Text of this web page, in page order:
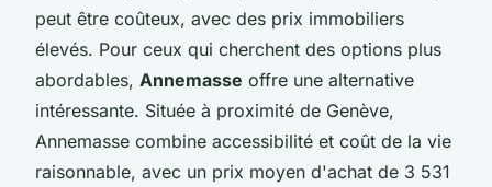
peut être coûteux, avec des prix immobiliers
élevés. Pour ceux qui cherchent des options plus
abordables, Annemasse offre une alternative
intéressante. Située à proximité de Genève,
Annemasse combine accessibilité et coût de la vie
raisonnable, avec un prix moyen d'achat de 3 531